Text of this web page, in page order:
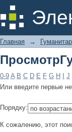
Главная →
0-9 A B C D E F G H J
Или введите первые
Порядку:
К сожалению, этот